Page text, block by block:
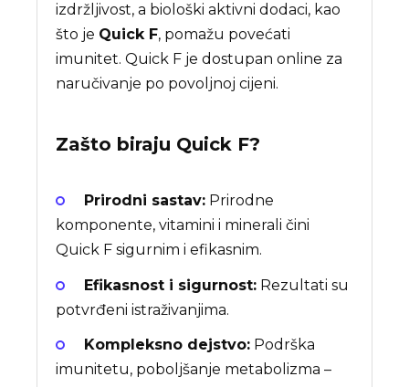
izdržljivost, a biološki aktivni dodaci, kao
što je Quick F, pomažu povećati
imunitet. Quick F je dostupan online za
naručivanje po povoljnoj cijeni.
Zašto biraju Quick F?
Prirodni sastav: Prirodne
komponente, vitamini i minerali čini
Quick F sigurnim i efikasnim.
Efikasnost i sigurnost: Rezultati su
potvrđeni istraživanjima.
Kompleksno dejstvo: Podrška
imunitetu, poboljšanje metabolizma –